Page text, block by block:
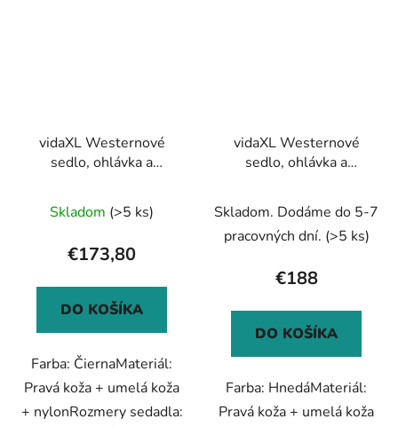
vidaXL Westernové
sedlo, ohlávka a
13", čierne
Skladom (>5 ks)
€173,80
DO KOŠÍKA
Farba: ČiernaMateriál:
Pravá koža + umelá koža
+ nylonRozmery sedadla:
vidaXL Westernové
sedlo, ohlávka a
13", hnedé
Skladom. Dodáme do 5-7
pracovných dní. (>5 ks)
€188
DO KOŠÍKA
Farba: HnedáMateriál:
Pravá koža + umelá koža